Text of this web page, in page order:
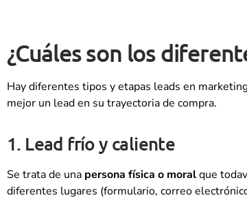
¿Cuáles son los
Hay diferentes tipos y etapas leads en
mejor un lead en su trayectoria de compra.
1. Lead frío y caliente
Se trata de una persona física o moralque
diferentes lugares (formulario, correo